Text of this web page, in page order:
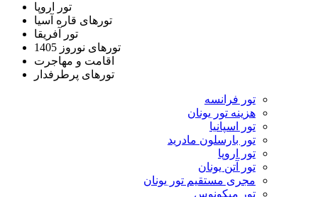
تور اروپا
تورهای قاره آسیا
تور آفریقا
تورهای نوروز 1405
اقامت و مهاجرت
تورهای پرطرفدار
تور فرانسه
هزینه تور یونان
تور اسپانیا
تور بارسلون مادرید
تور اروپا
تور آتن یونان
مجری مستقیم تور یونان
تور میکونوس